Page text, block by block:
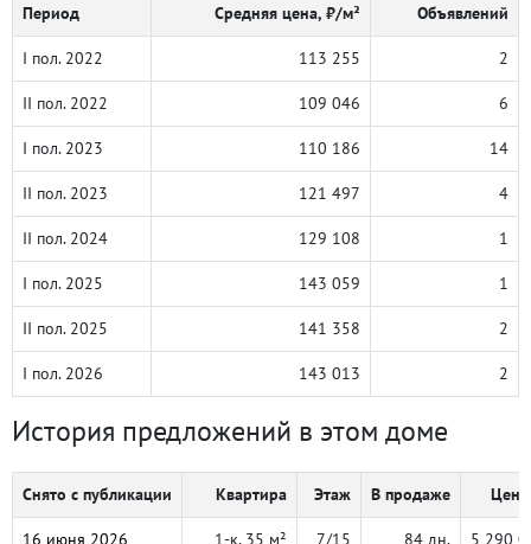
Период Средняя цена, ₽/м² Объявлений
I пол. 2022 113 255 2
II пол. 2022 109 046 6
I пол. 2023 110 186 14
II пол. 2023 121 497 4
II пол. 2024 129 108 1
I пол. 2025 143 059 1
II пол. 2025 141 358 2
I пол. 2026 143 013 2
История предложений в этом доме
Снято с публикации Квартира Этаж В продаже
16 июня 2026 1-к, 35 м² 7/15 84 дн. 5 290